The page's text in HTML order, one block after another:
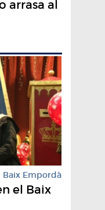
arrasa al
Baix Empordà
el Baix